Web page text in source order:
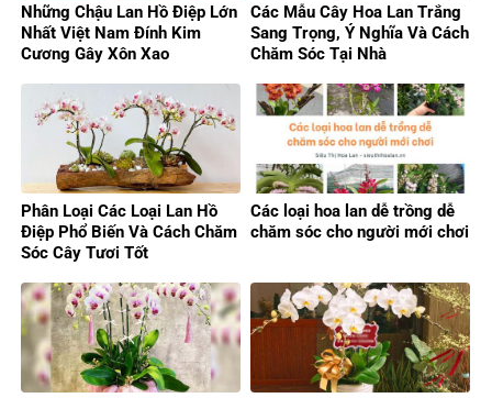
Những Chậu Lan Hồ Điệp Lớn
Nhất Việt Nam Đính Kim
Cương Gây Xôn Xao
Các Mẫu Cây Hoa Lan Trắng
Sang Trọng, Ý Nghĩa Và Cách
Chăm Sóc Tại Nhà
Phân Loại Các Loại Lan Hồ
Điệp Phổ Biến Và Cách Chăm
Sóc Cây Tươi Tốt
Các loại hoa lan dễ trồng dễ
chăm sóc cho người mới chơi